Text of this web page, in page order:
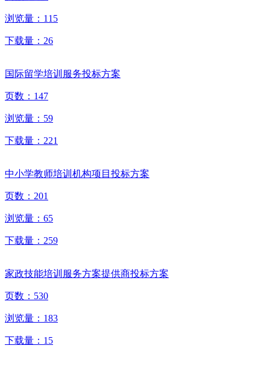
浏览量： 115
下载量： 26
国际留学培训服务投标方案
页数： 147
浏览量： 59
下载量： 221
中小学教师培训机构项目投标方案
页数： 201
浏览量： 65
下载量： 259
家政技能培训服务方案提供商投标方案
页数： 530
浏览量： 183
下载量： 15